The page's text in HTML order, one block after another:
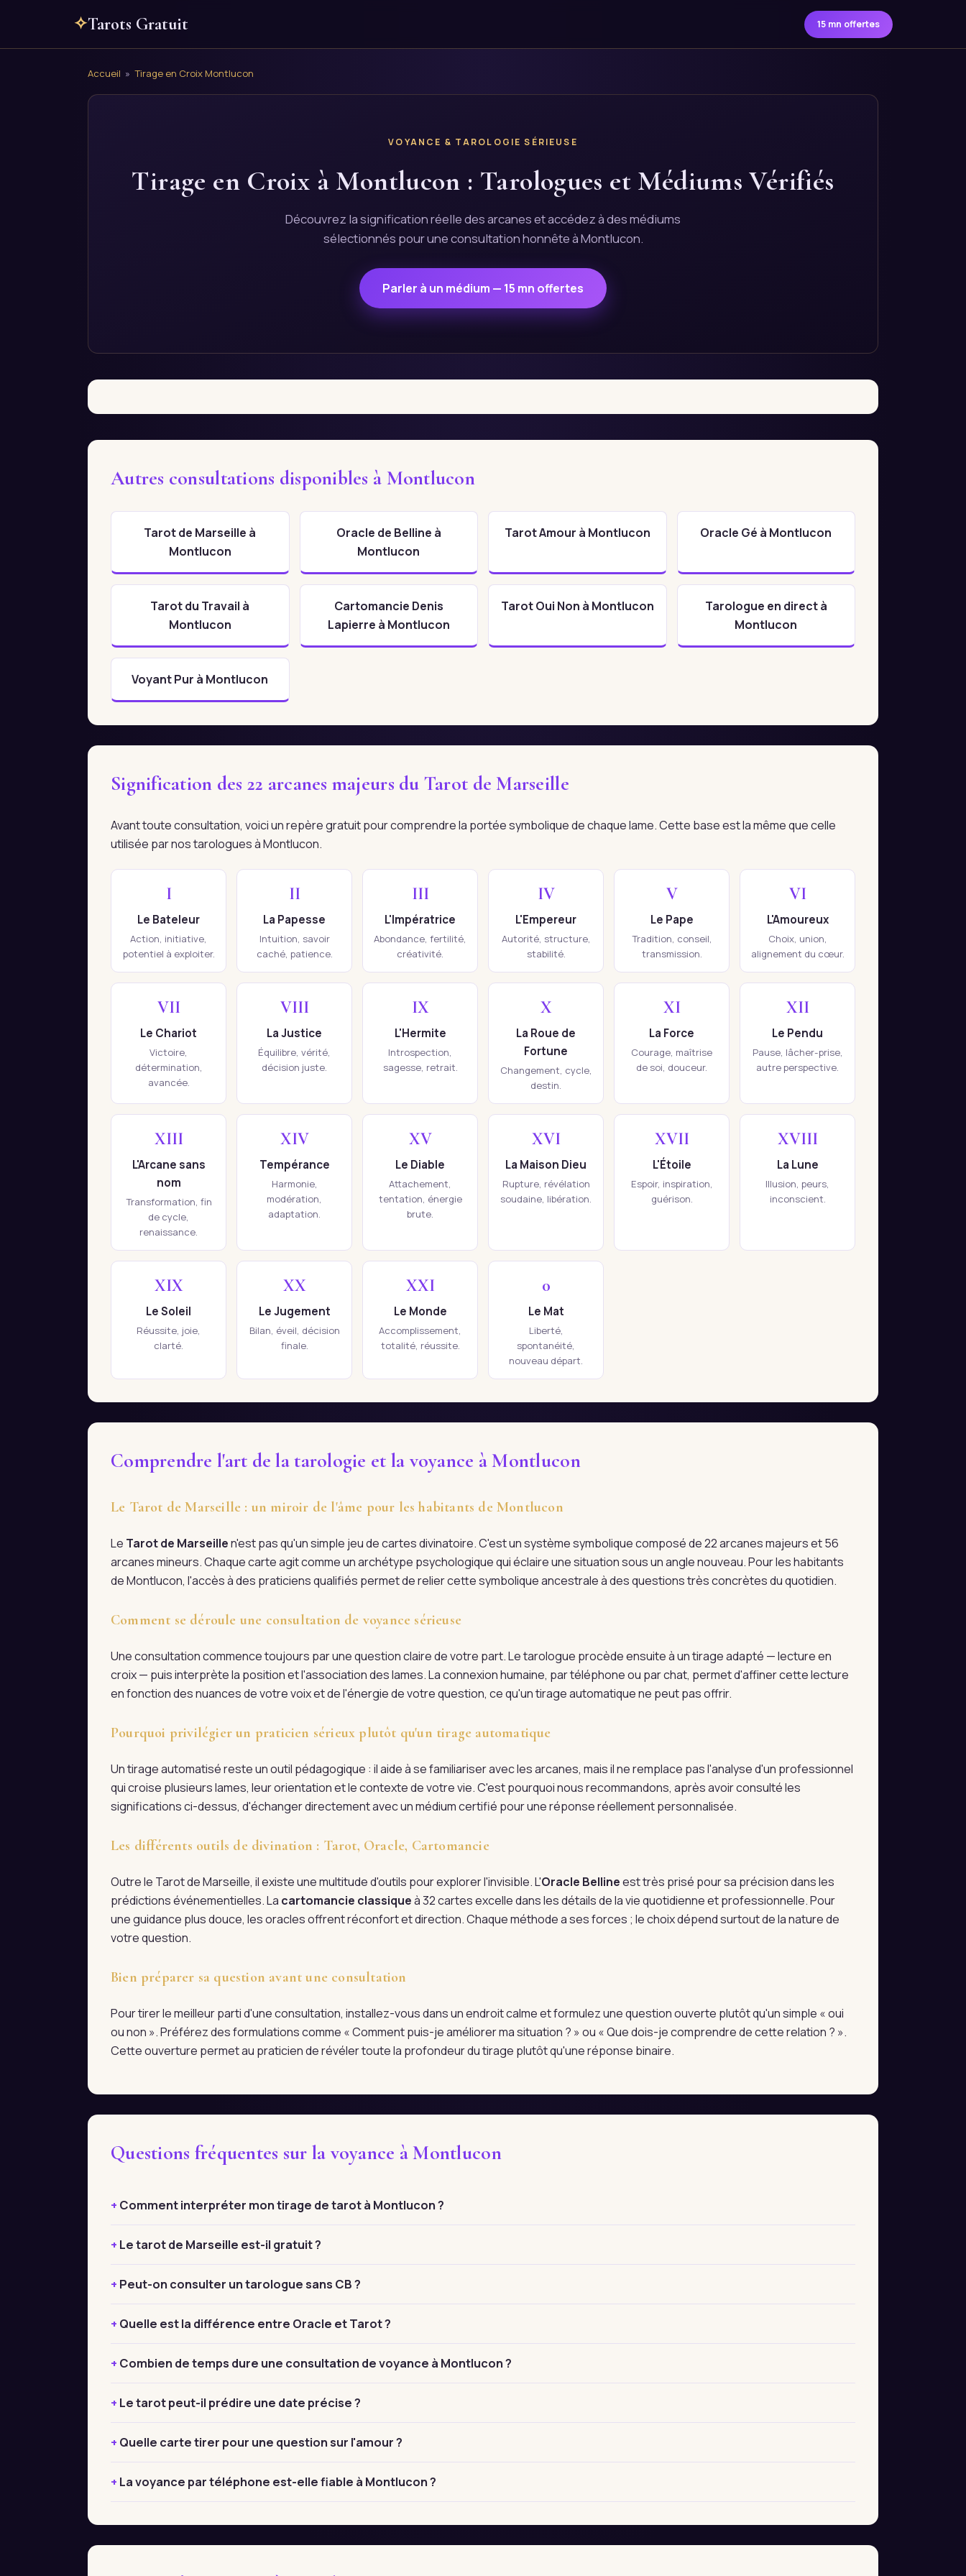
✧Tarots Gratuit 15 mn offertes
Accueil » Tirage en Croix Montlucon
VOYANCE & TAROLOGIE SÉRIEUSE
Tirage en Croix à Montlucon : Tarologues et Médiums Vérifiés
Découvrez la signification réelle des arcanes et accédez à des médiums
sélectionnés pour une consultation honnête à Montlucon.
Parler à un médium — 15 mn offertes
Autres consultations disponibles à Montlucon
Tarot de Marseille à
Montlucon
Oracle de Belline à
Montlucon
Tarot Amour à Montlucon Oracle Gé à Montlucon
Tarot du Travail à
Montlucon
Cartomancie Denis
Lapierre à Montlucon
Tarot Oui Non à Montlucon
Tarologue en direct à
Montlucon
Voyant Pur à Montlucon
Signification des 22 arcanes majeurs du Tarot de Marseille
Avant toute consultation, voici un repère gratuit pour comprendre la portée symbolique de chaque lame. Cette base est la même que celle
utilisée par nos tarologues à Montlucon.
I
Le Bateleur
Action, initiative,
potentiel à exploiter.
II
La Papesse
Intuition, savoir
caché, patience.
III
L'Impératrice
Abondance, fertilité,
créativité.
IV
L'Empereur
Autorité, structure,
stabilité.
V
Le Pape
Tradition, conseil,
transmission.
VI
L'Amoureux
Choix, union,
alignement du cœur.
VII
Le Chariot
Victoire,
détermination,
avancée.
VIII
La Justice
Équilibre, vérité,
décision juste.
IX
L'Hermite
Introspection,
sagesse, retrait.
X
La Roue de
Fortune
Changement, cycle,
destin.
XI
La Force
Courage, maîtrise
de soi, douceur.
XII
Le Pendu
Pause, lâcher-prise,
autre perspective.
XIII
L'Arcane sans
nom
Transformation, fin
de cycle,
renaissance.
XIV
Tempérance
Harmonie,
modération,
adaptation.
XV
Le Diable
Attachement,
tentation, énergie
brute.
XVI
La Maison Dieu
Rupture, révélation
soudaine, libération.
XVII
L'Étoile
Espoir, inspiration,
guérison.
XVIII
La Lune
Illusion, peurs,
inconscient.
XIX
Le Soleil
Réussite, joie,
clarté.
XX
Le Jugement
Bilan, éveil, décision
finale.
XXI
Le Monde
Accomplissement,
totalité, réussite.
0
Le Mat
Liberté,
spontanéité,
nouveau départ.
Comprendre l'art de la tarologie et la voyance à Montlucon
Le Tarot de Marseille : un miroir de l'âme pour les habitants de Montlucon
Le Tarot de Marseillen'est pas qu'un simple jeu de cartes divinatoire. C'est un système symbolique composé de 22 arcanes majeurs et 56
arcanes mineurs. Chaque carte agit comme un archétype psychologique qui éclaire une situation sous un angle nouveau. Pour les habitants
de Montlucon, l'accès à des praticiens qualifiés permet de relier cette symbolique ancestrale à des questions très concrètes du quotidien.
Comment se déroule une consultation de voyance sérieuse
Une consultation commence toujours par une question claire de votre part. Le tarologue procède ensuite à un tirage adapté — lecture en
croix — puis interprète la position et l'association des lames. La connexion humaine, par téléphone ou par chat, permet d'affiner cette lecture
en fonction des nuances de votre voix et de l'énergie de votre question, ce qu'un tirage automatique ne peut pas offrir.
Pourquoi privilégier un praticien sérieux plutôt qu'un tirage automatique
Un tirage automatisé reste un outil pédagogique : il aide à se familiariser avec les arcanes, mais il ne remplace pas l'analyse d'un professionnel
qui croise plusieurs lames, leur orientation et le contexte de votre vie. C'est pourquoi nous recommandons, après avoir consulté les
significations ci-dessus, d'échanger directement avec un médium certifié pour une réponse réellement personnalisée.
Les différents outils de divination : Tarot, Oracle, Cartomancie
Outre le Tarot de Marseille, il existe une multitude d'outils pour explorer l'invisible. L'Oracle Bellineest très prisé pour sa précision dans les
prédictions événementielles. La cartomancie classiqueà 32 cartes excelle dans les détails de la vie quotidienne et professionnelle. Pour
une guidance plus douce, les oracles offrent réconfort et direction. Chaque méthode a ses forces ; le choix dépend surtout de la nature de
votre question.
Bien préparer sa question avant une consultation
Pour tirer le meilleur parti d'une consultation, installez-vous dans un endroit calme et formulez une question ouverte plutôt qu'un simple « oui
ou non ». Préférez des formulations comme « Comment puis-je améliorer ma situation ? » ou « Que dois-je comprendre de cette relation ? ».
Cette ouverture permet au praticien de révéler toute la profondeur du tirage plutôt qu'une réponse binaire.
Questions fréquentes sur la voyance à Montlucon
Comment interpréter mon tirage de tarot à Montlucon ?
Le tarot de Marseille est-il gratuit ?
Peut-on consulter un tarologue sans CB ?
Quelle est la différence entre Oracle et Tarot ?
Combien de temps dure une consultation de voyance à Montlucon ?
Le tarot peut-il prédire une date précise ?
Quelle carte tirer pour une question sur l'amour ?
La voyance par téléphone est-elle fiable à Montlucon ?